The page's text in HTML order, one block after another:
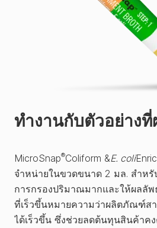
ทำงานกับตัวอย่างที่
MicroSnap®Coliform &E. coli
จำหน่ายในขวดขนาด 2 มล. สำหรั
การกรองปริมาณมากและให้ผลลัพ
ที่เร็วขึ้นหมายความว่าผลิตภัณฑ์ส
ได้เร็วขึ้น ซึ่งช่วยลดต้นทุนสินค้าค